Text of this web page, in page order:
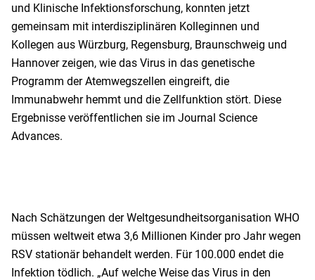
und Klinische Infektionsforschung, konnten jetzt
gemeinsam mit interdisziplinären Kolleginnen und
Kollegen aus Würzburg, Regensburg, Braunschweig und
Hannover zeigen, wie das Virus in das genetische
Programm der Atemwegszellen eingreift, die
Immunabwehr hemmt und die Zellfunktion stört. Diese
Ergebnisse veröffentlichen sie im Journal Science
Advances.
Nach Schätzungen der Weltgesundheitsorganisation WHO
müssen weltweit etwa 3,6 Millionen Kinder pro Jahr wegen
RSV stationär behandelt werden. Für 100.000 endet die
Infektion tödlich. „Auf welche Weise das Virus in den